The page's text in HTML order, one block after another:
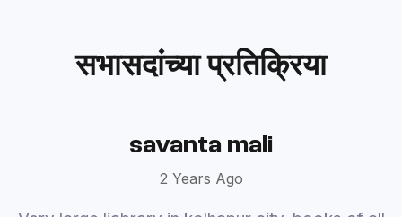
सभासदांच्या प्रतिक्रिया
Prajakta
3 Years Ago